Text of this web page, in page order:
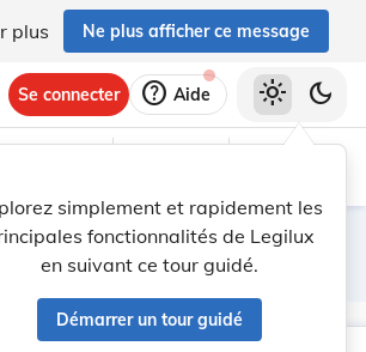
plus Ne plus afficher ce message
Se connecter help Aide
simplement et rapidement les
fonctionnalités de Legilux
en suivant ce tour guidé.
Démarrer un tour guidé
light_mode dark_mode
la recherche
Filtres